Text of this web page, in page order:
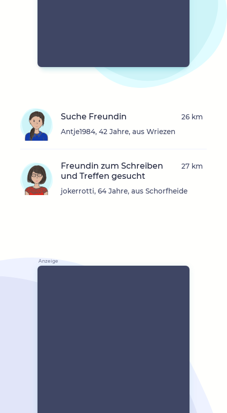
Suche Freundin
Antje1984, 42 Jahre, aus Wriezen
26 km
Freundin zum Schreiben
und Treffen gesucht
jokerrotti, 64 Jahre, aus Schorfheide
27 km